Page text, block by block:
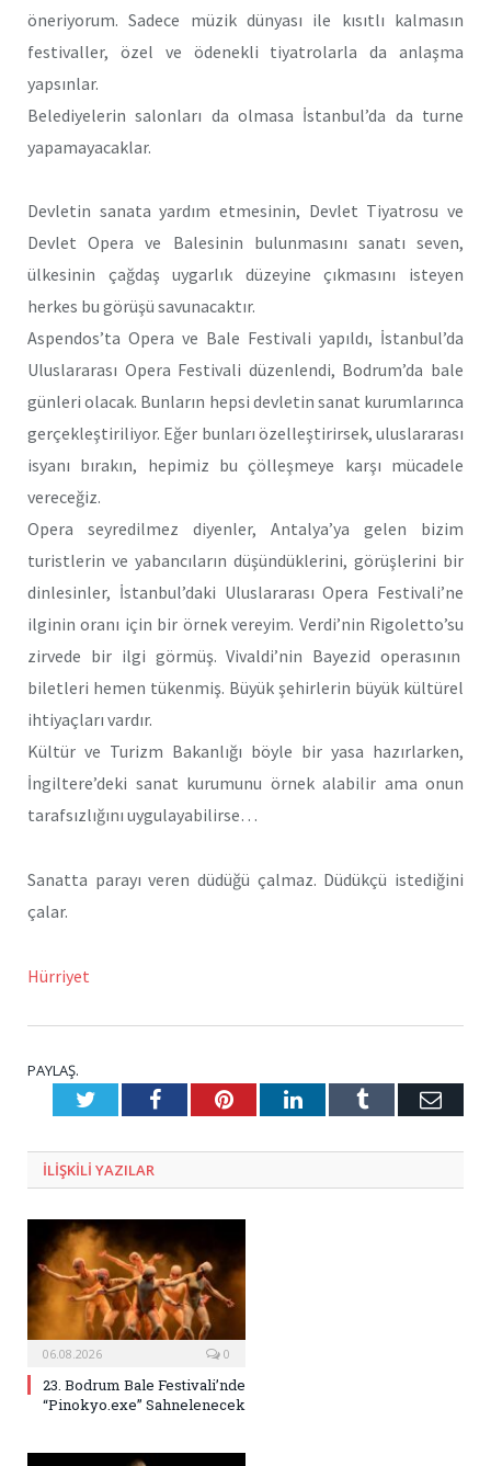
öneriyorum. Sadece müzik dünyası ile kısıtlı kalmasın
festivaller, özel ve ödenekli tiyatrolarla da anlaşma
yapsınlar.
Belediyelerin salonları da olmasa İstanbul’da da turne
yapamayacaklar.
Devletin sanata yardım etmesinin, Devlet Tiyatrosu ve
Devlet Opera ve Balesinin bulunmasını sanatı seven,
ülkesinin çağdaş uygarlık düzeyine çıkmasını isteyen
herkes bu görüşü savunacaktır.
Aspendos’ta Opera ve Bale Festivali yapıldı, İstanbul’da
Uluslararası Opera Festivali düzenlendi, Bodrum’da bale
günleri olacak. Bunların hepsi devletin sanat kurumlarınca
gerçekleştiriliyor. Eğer bunları özelleştirirsek, uluslararası
isyanı bırakın, hepimiz bu çölleşmeye karşı mücadele
vereceğiz.
Opera seyredilmez diyenler, Antalya’ya gelen bizim
turistlerin ve yabancıların düşündüklerini, görüşlerini bir
dinlesinler, İstanbul’daki Uluslararası Opera Festivali’ne
ilginin oranı için bir örnek vereyim. Verdi’nin Rigoletto’su
zirvede bir ilgi görmüş. Vivaldi’nin Bayezid operasının
biletleri hemen tükenmiş. Büyük şehirlerin büyük kültürel
ihtiyaçları vardır.
Kültür ve Turizm Bakanlığı böyle bir yasa hazırlarken,
İngiltere’deki sanat kurumunu örnek alabilir ama onun
tarafsızlığını uygulayabilirse…
Sanatta parayı veren düdüğü çalmaz. Düdükçü istediğini
çalar.
Hürriyet
PAYLAŞ.
TwitterFacebookPinterestLinkedInTumblr E-
ILIŞKILI YAZILAR
06.08.2026 0
23. Bodrum Bale Festivali’nde
“Pinokyo.exe” Sahnelenecek